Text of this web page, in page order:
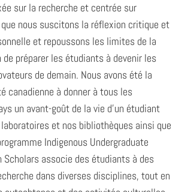
sur la recherche et centrée sur
nous suscitons la réflexion critique et
et repoussons les limites de la
préparer les étudiants à devenir les
de demain. Nous avons été la
canadienne à donner à tous les
un avant-goût de la vie d’un étudiant
et nos bibliothèques ainsi que
Indigenous Undergraduate
Scholars associe des étudiants à des
dans diverses disciplines, tout en